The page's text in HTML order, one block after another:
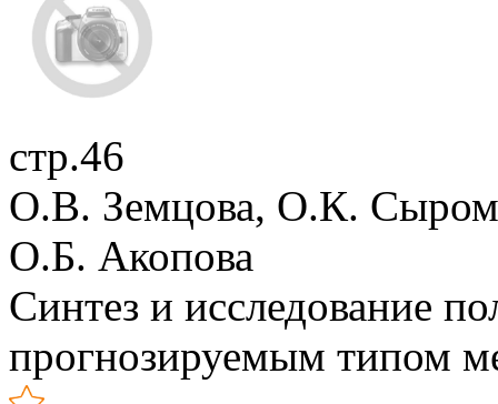
стр.46
О.В. Земцова, О.К.
О.Б. Акопова
Синтез и исследование
прогнозируемым типом